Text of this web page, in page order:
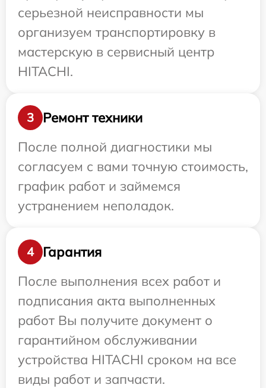
серьезной неисправности мы
организуем транспортировку в
мастерскую в сервисный центр
HITACHI.
3
Ремонт техники
После полной диагностики мы
согласуем с вами точную стоимость,
график работ и займемся
устранением неполадок.
4
Гарантия
После выполнения всех работ и
подписания акта выполненных
работ Вы получите документ о
гарантийном обслуживании
устройства HITACHI сроком на все
виды работ и запчасти.